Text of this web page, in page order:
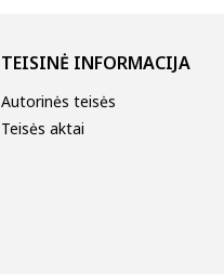
TEISINĖ INFORMACIJA
Autorinės teisės
Teisės aktai